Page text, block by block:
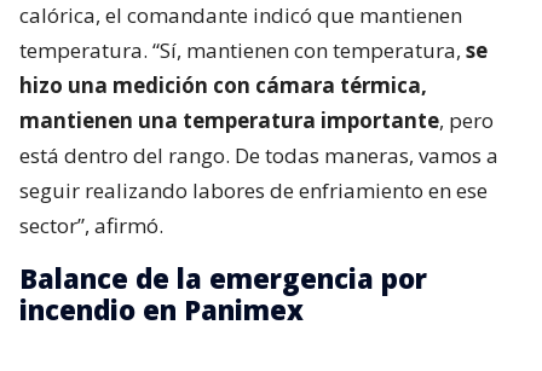
calórica, el comandante indicó que mantienen
temperatura. “Sí, mantienen con temperatura, se
hizo una medición con cámara térmica,
mantienen una temperatura importante, pero
está dentro del rango. De todas maneras, vamos a
seguir realizando labores de enfriamiento en ese
sector”, afirmó.
Balance de la emergencia por
incendio en Panimex